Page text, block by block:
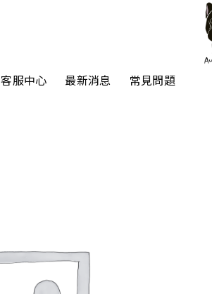
客服中心 最新消息 常見問題